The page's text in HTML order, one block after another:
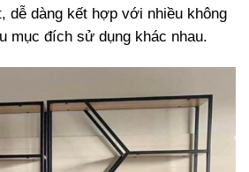
dễ dàng kết hợp với nhiều không
mục đích sử dụng khác nhau.